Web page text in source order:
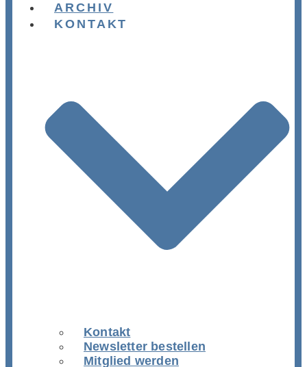
ARCHIV
KONTAKT
Kontakt
Newsletter bestellen
Mitglied werden